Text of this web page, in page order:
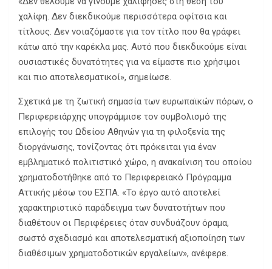
χαλίφη. Δεν διεκδικούμε περισσότερα οφίτσια και
τίτλους. Δεν νοιαζόμαστε για τον τίτλο που θα γράφει
κάτω από την καρέκλα μας. Αυτό που διεκδικούμε είναι
ουσιαστικές δυνατότητες για να είμαστε πιο χρήσιμοι
και πιο αποτελεσματικοί», σημείωσε.
Σχετικά με τη ζωτική σημασία των ευρωπαϊκών πόρων, ο
Περιφερειάρχης υπογράμμισε τον συμβολισμό της
επιλογής του Ωδείου Αθηνών για τη φιλοξενία της
διοργάνωσης, τονίζοντας ότι πρόκειται για έναν
εμβληματικό πολιτιστικό χώρο, η ανακαίνιση του οποίου
χρηματοδοτήθηκε από το Περιφερειακό Πρόγραμμα
Αττικής μέσω του ΕΣΠΑ. «Το έργο αυτό αποτελεί
χαρακτηριστικό παράδειγμα των δυνατοτήτων που
διαθέτουν οι Περιφέρειες όταν συνδυάζουν όραμα,
σωστό σχεδιασμό και αποτελεσματική αξιοποίηση των
διαθέσιμων χρηματοδοτικών εργαλείων», ανέφερε.